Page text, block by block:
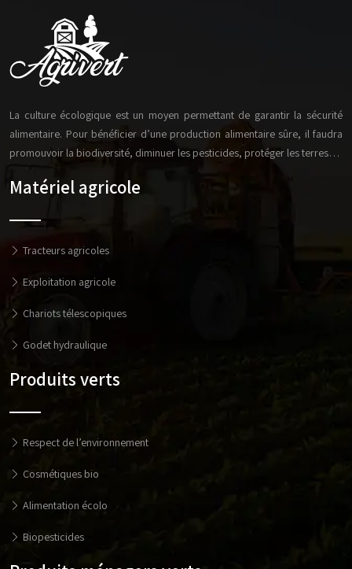
La culture écologique est un moyen permettant de garantir la sécurité
alimentaire. Pour bénéficier d’une production alimentaire sûre, il faudra
promouvoir la biodiversité, diminuer les pesticides, protéger les terres…
Matériel agricole
Tracteurs agricoles
Exploitation agricole
Chariots télescopiques
Godet hydraulique
Produits verts
Respect de l’environnement
Cosmétiques bio
Alimentation écolo
Biopesticides